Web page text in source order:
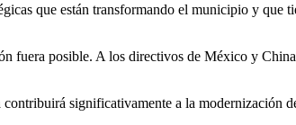
que están transformando el municipio y
fuera posible. A los directivos de México y
significativamente a la modernización